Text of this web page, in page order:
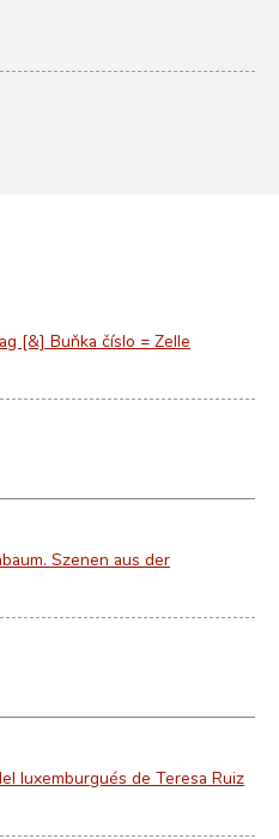
[&] Buňka číslo = Zelle
Szenen aus der
luxemburgués de Teresa Ruiz